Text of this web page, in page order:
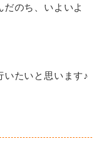
のち、いよいよ
いたいと思います♪